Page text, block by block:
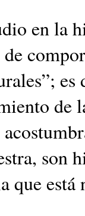
en la
de
son
que está